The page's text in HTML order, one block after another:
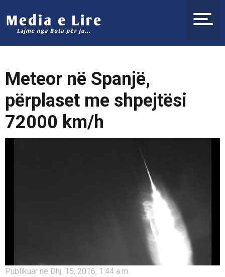
Meteor në Spanjë,
përplaset me shpejtësi
72000 km/h
Publikuar në Dhj. 15, 2016, 1:44 a.m.